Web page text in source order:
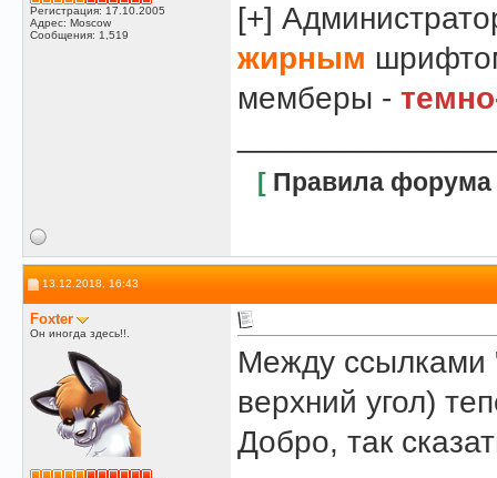
Регистрация: 17.10.2005
Адрес: Moscow
Сообщения: 1,519
[+]
жирным
мемберы -
[ Правила форума
13.12.2018, 16:43
Foxter
Он иногда здесь!!.
Между ссылками
верхний угол)
Добро, так